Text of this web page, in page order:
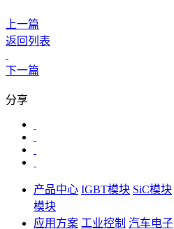
上一篇
返回列表
下一篇
分享
产品中心 IGBT模块 SiC模块
模块
应用方案 工业控制 汽车电子